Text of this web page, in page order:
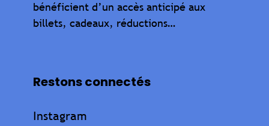
bénéficient d’un accès anticipé aux
billets, cadeaux, réductions…
Restons connectés
Instagram